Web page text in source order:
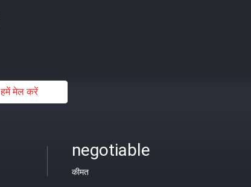
हमें मेल करें
negotiable
कीमत